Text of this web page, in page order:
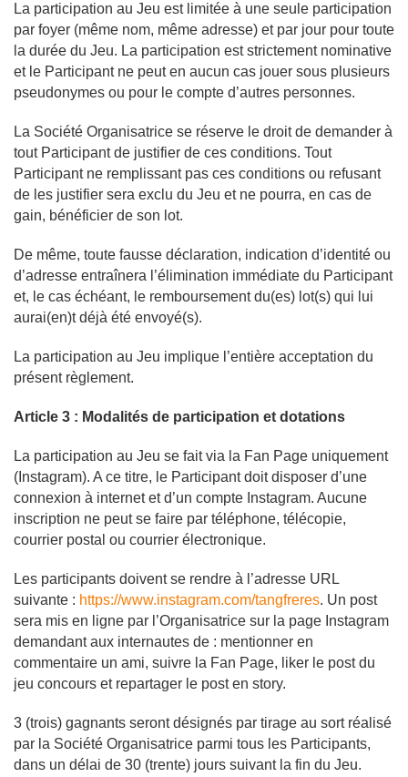
La participation au Jeu est limitée à une seule participation
par foyer (même nom, même adresse) et par jour pour toute
la durée du Jeu. La participation est strictement nominative
et le Participant ne peut en aucun cas jouer sous plusieurs
pseudonymes ou pour le compte d’autres personnes.
La Société Organisatrice se réserve le droit de demander à
tout Participant de justifier de ces conditions. Tout
Participant ne remplissant pas ces conditions ou refusant
de les justifier sera exclu du Jeu et ne pourra, en cas de
gain, bénéficier de son lot.
De même, toute fausse déclaration, indication d’identité ou
d’adresse entraînera l’élimination immédiate du Participant
et, le cas échéant, le remboursement du(es) lot(s) qui lui
aurai(en)t déjà été envoyé(s).
La participation au Jeu implique l’entière acceptation du
présent règlement.
Article 3 : Modalités de participation et dotations
La participation au Jeu se fait via la Fan Page uniquement
(Instagram). A ce titre, le Participant doit disposer d’une
connexion à internet et d’un compte Instagram. Aucune
inscription ne peut se faire par téléphone, télécopie,
courrier postal ou courrier électronique.
Les participants doivent se rendre à l’adresse URL
suivante : https://www.instagram.com/tangfreres. Un post
sera mis en ligne par l’Organisatrice sur la page Instagram
demandant aux internautes de : mentionner en
commentaire un ami, suivre la Fan Page, liker le post du
jeu concours et repartager le post en story.
3 (trois) gagnants seront désignés par tirage au sort réalisé
par la Société Organisatrice parmi tous les Participants,
dans un délai de 30 (trente) jours suivant la fin du Jeu.